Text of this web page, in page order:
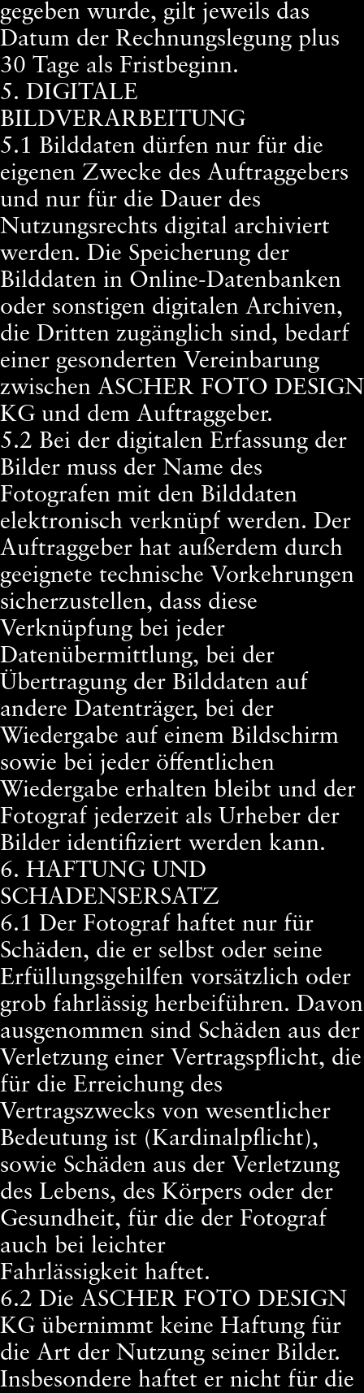
gegeben wurde, gilt jeweils das
Datum der Rechnungslegung plus
30 Tage als Fristbeginn.
5. DIGITALE
BILDVERARBEITUNG
5.1 Bilddaten dürfen nur für die
eigenen Zwecke des Auftraggebers
und nur für die Dauer des
Nutzungsrechts digital archiviert
werden. Die Speicherung der
Bilddaten in Online-Datenbanken
oder sonstigen digitalen Archiven,
die Dritten zugänglich sind, bedarf
einer gesonderten Vereinbarung
zwischen ASCHER FOTO DESIGN
KG und dem Auftraggeber.
5.2 Bei der digitalen Erfassung der
Bilder muss der Name des
Fotografen mit den Bilddaten
elektronisch verknüpf werden. Der
Auftraggeber hat außerdem durch
geeignete technische Vorkehrungen
sicherzustellen, dass diese
Verknüpfung bei jeder
Datenübermittlung, bei der
Übertragung der Bilddaten auf
andere Datenträger, bei der
Wiedergabe auf einem Bildschirm
sowie bei jeder öffentlichen
Wiedergabe erhalten bleibt und der
Fotograf jederzeit als Urheber der
Bilder identifiziert werden kann.
6. HAFTUNG UND
SCHADENSERSATZ
6.1 Der Fotograf haftet nur für
Schäden, die er selbst oder seine
Erfüllungsgehilfen vorsätzlich oder
grob fahrlässig herbeiführen. Davon
ausgenommen sind Schäden aus der
Verletzung einer Vertragspflicht, die
für die Erreichung des
Vertragszwecks von wesentlicher
Bedeutung ist (Kardinalpflicht),
sowie Schäden aus der Verletzung
des Lebens, des Körpers oder der
Gesundheit, für die der Fotograf
auch bei leichter
Fahrlässigkeit haftet.
6.2 Die ASCHER FOTO DESIGN
KG übernimmt keine Haftung für
die Art der Nutzung seiner Bilder.
Insbesondere haftet er nicht für die